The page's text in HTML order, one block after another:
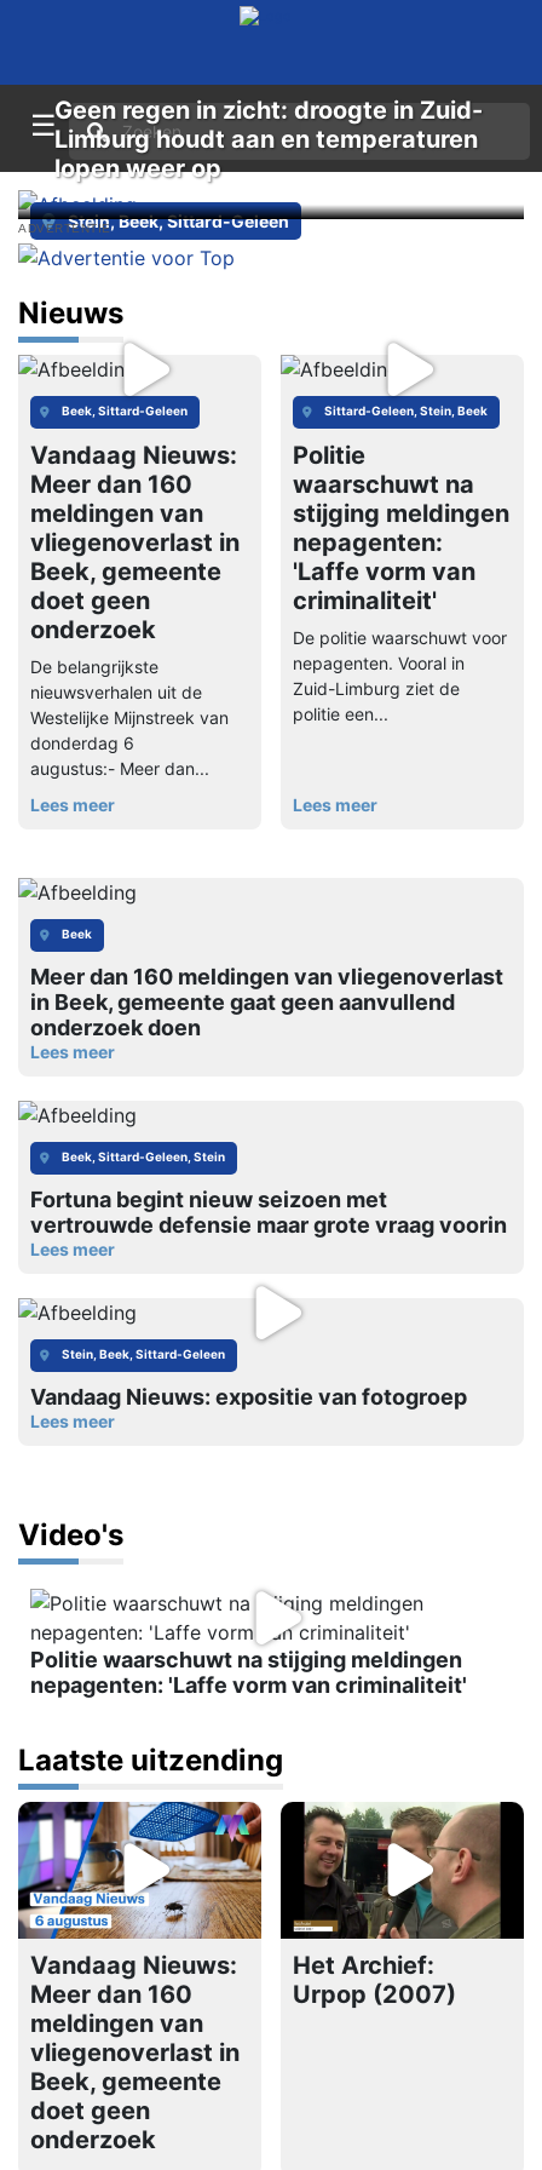
☰
Stein, Beek, Sittard-Geleen
Geen regen in zicht: droogte in Zuid-
Limburg houdt aan en temperaturen
lopen weer op
ADVERTENTIE
Nieuws
Beek, Sittard-Geleen
Vandaag Nieuws:
Meer dan 160
meldingen van
vliegenoverlast in
Beek, gemeente
doet geen
onderzoek
De belangrijkste
nieuwsverhalen uit de
Westelijke Mijnstreek van
donderdag 6
augustus:- Meer dan...
Lees meer
Sittard-Geleen, Stein, Beek
Politie
waarschuwt na
stijging meldingen
nepagenten:
'Laffe vorm van
criminaliteit'
De politie waarschuwt voor
nepagenten. Vooral in
Zuid-Limburg ziet de
politie een...
Lees meer
Beek
Meer dan 160 meldingen van vliegenoverlast
in Beek, gemeente gaat geen aanvullend
onderzoek doen
Lees meer
Beek, Sittard-Geleen, Stein
Fortuna begint nieuw seizoen met
vertrouwde defensie maar grote vraag voorin
Lees meer
Stein, Beek, Sittard-Geleen
Vandaag Nieuws: expositie van fotogroep
Lees meer
Video's
Politie waarschuwt na stijging meldingen
nepagenten: 'Laffe vorm van criminaliteit'
Laatste uitzending
Vandaag Nieuws:
Meer dan 160
meldingen van
vliegenoverlast in
Beek, gemeente
doet geen
onderzoek
Het Archief:
Urpop (2007)